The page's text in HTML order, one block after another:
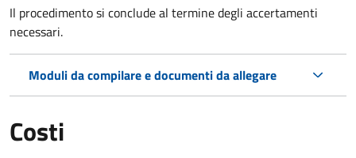
Il procedimento si conclude al termine degli accertamenti
necessari.
Moduli da compilare e documenti da allegare
Costi